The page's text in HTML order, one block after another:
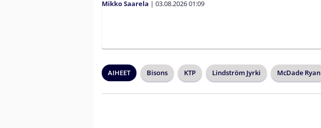
Mikko Saarela | 03.08.202601:09
AIHEET Bisons KTP Lindström Jyrki McDade Ryan